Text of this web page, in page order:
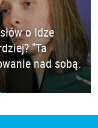
o Idze
"Ta
nad sobą.